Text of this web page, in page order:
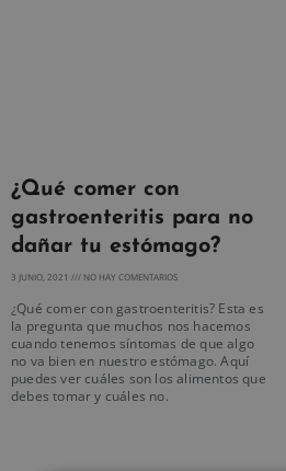
¿Qué comer con
gastroenteritis para no
dañar tu estómago?
3 JUNIO, 2021 NO HAY COMENTARIOS
¿Qué comer con gastroenteritis? Esta es
la pregunta que muchos nos hacemos
cuando tenemos síntomas de que algo
no va bien en nuestro estómago. Aquí
puedes ver cuáles son los alimentos que
debes tomar y cuáles no.